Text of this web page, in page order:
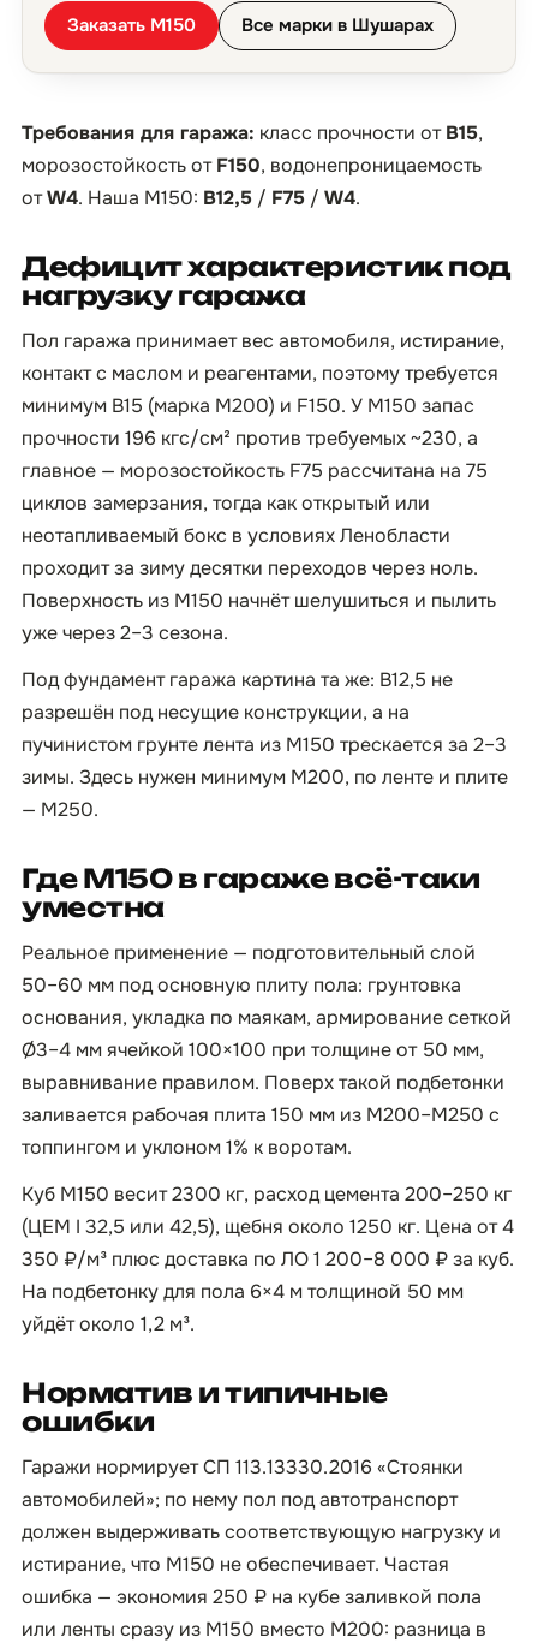
Заказать М150 Все марки в Шушарах
Требования для гаража: класс прочности отB15,
морозостойкость отF150, водонепроницаемость
отW4. Наша М150: B12,5 / F75 / W4.
Дефицит характеристик под
нагрузку гаража
Пол гаража принимает вес автомобиля, истирание,
контакт с маслом и реагентами, поэтому требуется
минимум B15 (марка М200) и F150. У М150 запас
прочности 196 кгс/см² против требуемых ~230, а
главное — морозостойкость F75 рассчитана на 75
циклов замерзания, тогда как открытый или
неотапливаемый бокс в условиях Ленобласти
проходит за зиму десятки переходов через ноль.
Поверхность из М150 начнёт шелушиться и пылить
уже через 2–3 сезона.
Под фундамент гаража картина та же: B12,5 не
разрешён под несущие конструкции, а на
пучинистом грунте лента из М150 трескается за 2–3
зимы. Здесь нужен минимум М200, по ленте и плите
— М250.
Где М150 в гараже всё-таки
уместна
Реальное применение — подготовительный слой
50–60 мм под основную плиту пола: грунтовка
основания, укладка по маякам, армирование сеткой
Ø3–4 мм ячейкой 100×100 при толщине от 50 мм,
выравнивание правилом. Поверх такой подбетонки
заливается рабочая плита 150 мм из М200–М250 с
топпингом и уклоном 1% к воротам.
Куб М150 весит 2300 кг, расход цемента 200–250 кг
(ЦЕМ I 32,5 или 42,5), щебня около 1250 кг. Цена от 4
350 ₽/м³ плюс доставка по ЛО 1 200–8 000 ₽ за куб.
На подбетонку для пола 6×4 м толщиной 50 мм
уйдёт около 1,2 м³.
Норматив и типичные
ошибки
Гаражи нормирует СП 113.13330.2016 «Стоянки
автомобилей»; по нему пол под автотранспорт
должен выдерживать соответствующую нагрузку и
истирание, что М150 не обеспечивает. Частая
ошибка — экономия 250 ₽ на кубе заливкой пола
или ленты сразу из М150 вместо М200: разница в